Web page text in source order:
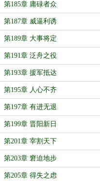
第185章 庸碌者众
第187章 威逼利诱
第189章 大事将定
第191章 泛舟之役
第193章 援军抵达
第195章 人心不齐
第197章 有进无退
第199章 晋阳新日
第201章 宰割天下
第203章 窘迫地步
第205章 得失之虑